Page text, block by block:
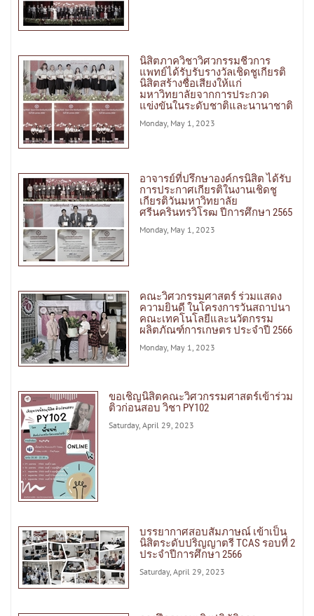
นิสิตภาควิชาวิศวกรรมชีวการ
แพทย์ได้รับรับรางวัลเชิดชูเกียรติ
นิสิตสร้างชื่อเสียงให้แก่
มหาวิทยาลัยจากการประกวด
แข่งขันในระดับชาติและนานาชาติ
Monday, May 1, 2023
อาจารย์ที่ปรึกษาองค์กรนิสิต ได้รับ
การประกาศเกียรติในงานเชิดชู
เกียรติวันมหาวิทยาลัย
ศรีนครินทรวิโรฒ ปีการศึกษา 2565
Monday, May 1, 2023
คณะวิศวกรรมศาสตร์ ร่วมแสดง
ความยินดี ในโครงการวันสถาปนา
คณะเทคโนโลยีและนวัตกรรม
ผลิตภัณฑ์การเกษตร ประจำปี 2566
Monday, May 1, 2023
ขอเชิญนิสิตคณะวิศวกรรมศาสตร์เข้าร่วม
ติวก่อนสอบ วิชา PY102
Saturday, April 29, 2023
บรรยากาศสอบสัมภาษณ์ เข้าเป็น
นิสิตระดับปริญญาตรี TCAS รอบที่ 2
ประจำปีการศึกษา 2566
Saturday, April 29, 2023